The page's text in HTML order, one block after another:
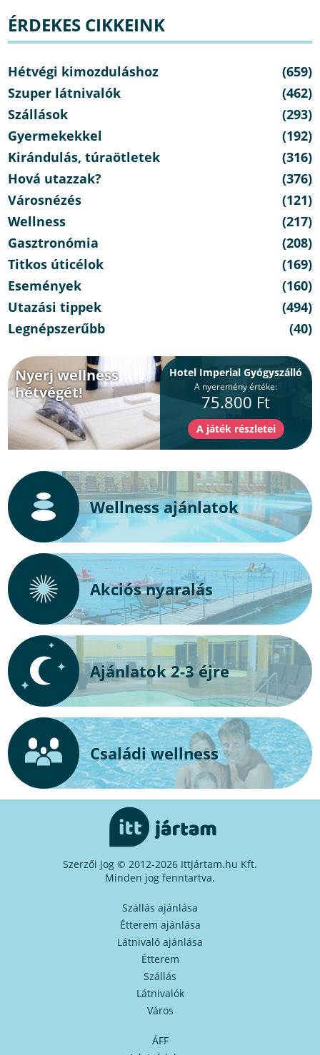
ÉRDEKES CIKKEINK
Hétvégi kimozduláshoz
(659)
Szuper látnivalók
(462)
Szállások
(293)
Gyermekekkel
(192)
Kirándulás, túraötletek
(316)
Hová utazzak?
(376)
Városnézés
(121)
Wellness
(217)
Gasztronómia
(208)
Titkos úticélok
(169)
Események
(160)
Utazási tippek
(494)
Legnépszerűbb
(40)
Nyerj wellness
hétvégét!
Hotel Imperial Gyógyszálló
A nyeremény értéke:
75.800 Ft
Wellness ajánlatok
Akciós nyaralás
Ajánlatok 2-3 éjre
Családi wellness
Szerzői jog © 2012-2026 Ittjártam.hu Kft.
Minden jog fenntartva.
Szállás ajánlása
Étterem ajánlása
Látnivaló ajánlása
Étterem
Szállás
Látnivalók
Város
ÁFF